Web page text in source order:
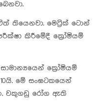
තියෙනවා. මෙට්‍රික් ටොන්
කිරීමේදී ක්‍රෝමියම්
ක්‍රෝමියම්
මේ සංඝටකයෙන්
වකුගඩු රෝග ඇති